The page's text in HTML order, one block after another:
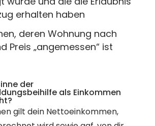
erhalten haben
deren Wohnung nach
Preis „angemessen“ ist
der
als Einkommen
gilt dein Nettoeinkommen,